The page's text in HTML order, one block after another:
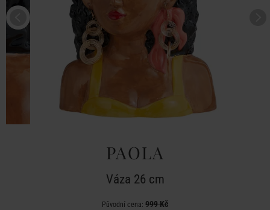
PAOLA
Váza 26 cm
Původní cena: 999 Kč